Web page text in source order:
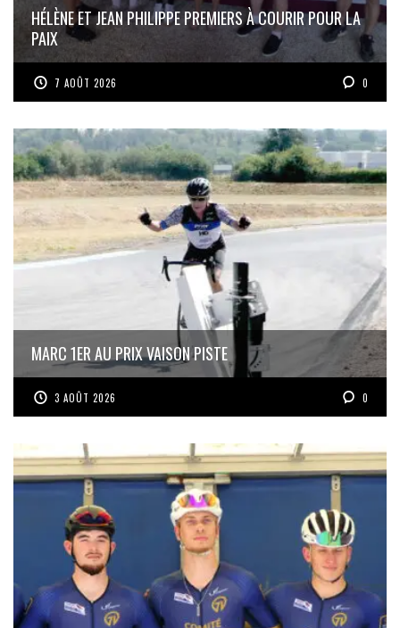
HÉLÈNE ET JEAN PHILIPPE PREMIERS À COURIR POUR LA
PAIX
7 AOÛT 2026 0
MARC 1ER AU PRIX VAISON PISTE
3 AOÛT 2026 0